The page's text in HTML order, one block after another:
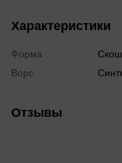
Характеристики
Форма
Ворс
Отзывы